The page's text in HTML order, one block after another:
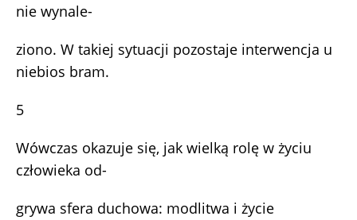
nie wynale-
ziono. W takiej sytuacji pozostaje interwencja u
niebios bram.
5
Wówczas okazuje się, jak wielką rolę w życiu
człowieka od-
grywa sfera duchowa: modlitwa i życie